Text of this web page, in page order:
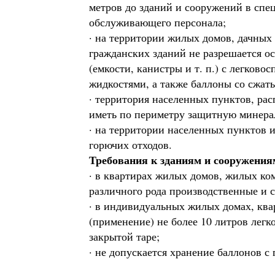
метров до зданий и сооружений в
обслуживающего персонала;
· на территории жилых домов,
гражданских зданий не разрешается
(емкости, канистры и т. п.) с
жидкостями, а также баллоны со
· территория населенных пунктов,
иметь по периметру защитную
· на территории населенных пунктов
горючих отходов.
Требования к зданиям и
· в квартирах жилых домов, жилых
различного рода производственные и
· в индивидуальных жилых домах,
(применение) не более 10 литров
закрытой таре;
· не допускается хранение